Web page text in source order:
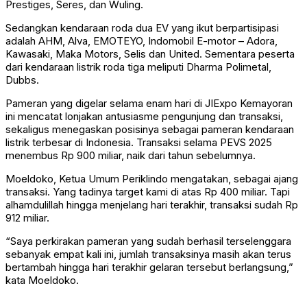
Prestiges, Seres, dan Wuling.
Sedangkan kendaraan roda dua EV yang ikut berpartisipasi
adalah AHM, Alva, EMOTEYO, Indomobil E-motor – Adora,
Kawasaki, Maka Motors, Selis dan United. Sementara peserta
dari kendaraan listrik roda tiga meliputi Dharma Polimetal,
Dubbs.
Pameran yang digelar selama enam hari di JIExpo Kemayoran
ini mencatat lonjakan antusiasme pengunjung dan transaksi,
sekaligus menegaskan posisinya sebagai pameran kendaraan
listrik terbesar di Indonesia. Transaksi selama PEVS 2025
menembus Rp 900 miliar, naik dari tahun sebelumnya.
Moeldoko, Ketua Umum Periklindo mengatakan, sebagai ajang
transaksi. Yang tadinya target kami di atas Rp 400 miliar. Tapi
alhamdulillah hingga menjelang hari terakhir, transaksi sudah Rp
912 miliar.
“Saya perkirakan pameran yang sudah berhasil terselenggara
sebanyak empat kali ini, jumlah transaksinya masih akan terus
bertambah hingga hari terakhir gelaran tersebut berlangsung,”
kata Moeldoko.